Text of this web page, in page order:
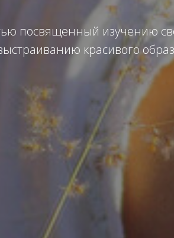
посвященный изучению
красивого